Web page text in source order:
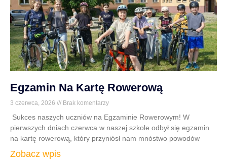
Egzamin Na Kartę Rowerową
3 czerwca, 2026 Brak komentarzy
​ Sukces naszych uczniów na Egzaminie Rowerowym! ​W
pierwszych dniach czerwca w naszej szkole odbył się egzamin
na kartę rowerową, który przyniósł nam mnóstwo powodów
Zobacz wpis